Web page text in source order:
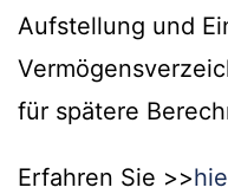
Aufstellung und
für spätere
Erfahren Sie >>